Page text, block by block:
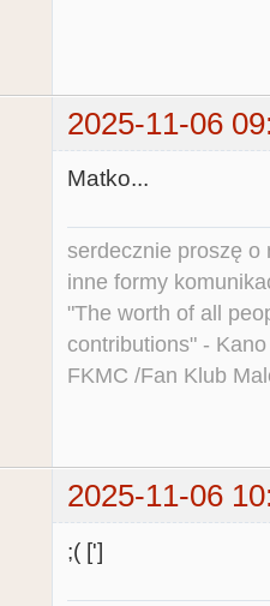
2025-11-06
Matko...
serdecznie proszę o
inne formy
"The worth of all
contributions" -
FKMC /Fan Klub
2025-11-06
;( [']